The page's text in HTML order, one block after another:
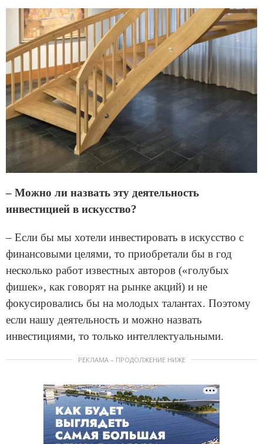
– Можно ли назвать эту деятельность
инвестицией в искусство?
– Если бы мы хотели инвестировать в искусство с
финансовыми целями, то приобретали бы в год
несколько работ известных авторов («голубых
фишек», как говорят на рынке акций) и не
фокусировались бы на молодых талантах. Поэтому
если нашу деятельность и можно назвать
инвестициями, то только интеллектуальными.
РЕКЛАМА – ПРОДОЛЖЕНИЕ НИЖЕ